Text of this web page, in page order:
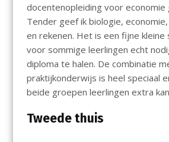
docentenopleiding voor economie
Tender geef ik biologie,
en rekenen. Het is een fijne kleine
voor sommige leerlingen echt
diploma te halen. De combinatie
praktijkonderwijs is heel speciaal
beide groepen leerlingen extra
Tweede thuis